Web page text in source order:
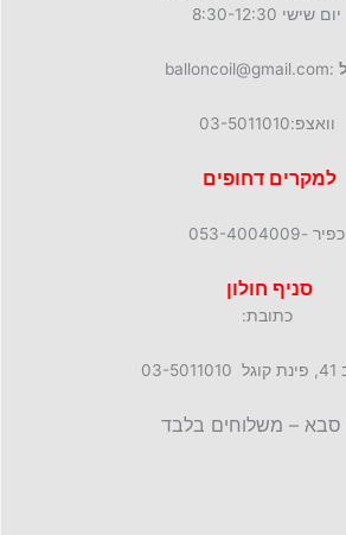
יום שישי 8:30-12:30
:balloncoil@gmail.com
וואצפ:03-5011010
למקרים דחופים
כפיר -053-4004009
סניף חולון
כתובת:
סבא – משלוחים בלבד